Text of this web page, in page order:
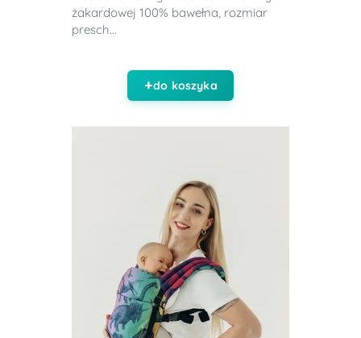
żakardowej 100% bawełna, rozmiar
presch...
do koszyka